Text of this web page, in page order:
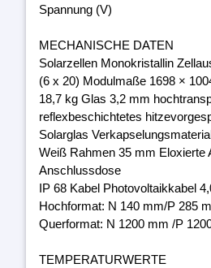
Spannung (V)
MECHANISCHE DATEN
Solarzellen Monokristallin
(6 x 20) Modulmaße 1698 ×
18,7 kg Glas 3,2 mm
reflexbeschichtetes
Solarglas
Weiß Rahmen 35 mm Eloxierte
Anschlussdose
IP 68 Kabel Photovoltaikkabel
Hochformat: N 140 mm/P 285
Querformat: N 1200 mm /P
TEMPERATURWERTE